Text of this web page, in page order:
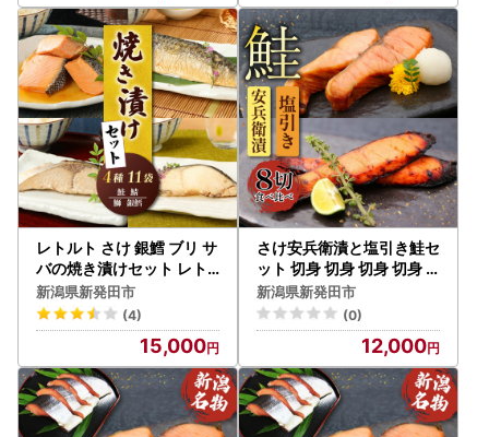
レトルト さけ 銀鱈 ブリ サ
バの焼き漬けセット レト
ルト レトルト レトルト レ
トルト レトルト レトルト I
34_02
新潟県新発田市
(4)
15,000
さけ安兵衛漬と塩引き鮭セ
ット 切身 切身 切身 切身
切身 切身 切身 I33_04
新潟県新発田市
(0)
12,000